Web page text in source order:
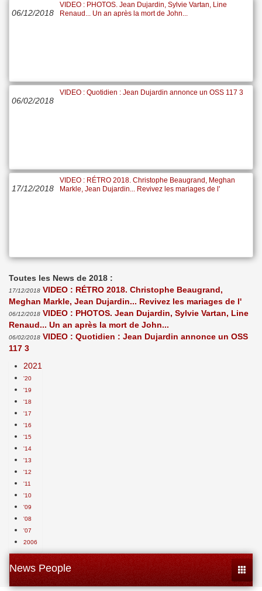
06/12/2018
VIDEO : PHOTOS. Jean Dujardin, Sylvie Vartan, Line
Renaud... Un an après la mort de John...
06/02/2018
VIDEO : Quotidien : Jean Dujardin annonce un OSS 117 3
17/12/2018
VIDEO : RÉTRO 2018. Christophe Beaugrand, Meghan
Markle, Jean Dujardin... Revivez les mariages de l'
Toutes les News de 2018 :
17/12/2018 VIDEO : RÉTRO 2018. Christophe Beaugrand,
Meghan Markle, Jean Dujardin... Revivez les mariages de l'
06/12/2018 VIDEO : PHOTOS. Jean Dujardin, Sylvie Vartan, Line
Renaud... Un an après la mort de John...
06/02/2018 VIDEO : Quotidien : Jean Dujardin annonce un OSS
117 3
2021
'20
'19
'18
'17
'16
'15
'14
'13
'12
'11
'10
'09
'08
'07
2006
News People